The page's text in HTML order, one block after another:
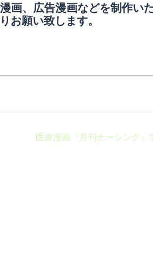
画、広告漫画などを制作いた
お願い致します。
医療漫画『月刊ナーシング』